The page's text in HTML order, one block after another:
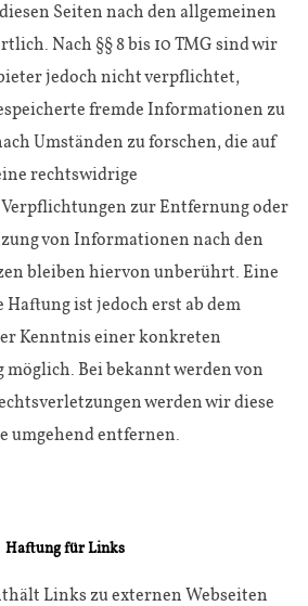
Seiten nach den allgemeinen
Nach §§ 8 bis 10 TMG sind wir
jedoch nicht verpflichtet,
fremde Informationen zu
Umständen zu forschen, die auf
rechtswidrige
zur Entfernung oder
von Informationen nach den
bleiben hiervon unberührt. Eine
Haftung ist jedoch erst ab dem
Kenntnis einer konkreten
möglich. Bei bekannt werden von
werden wir diese
umgehend entfernen.
Haftung für Links
Links zu externen Webseiten